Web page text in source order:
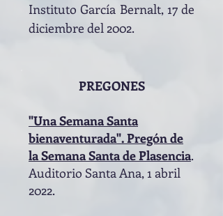
Instituto García Bernalt, 17 de
diciembre del 2002.
PREGONES
"Una Semana Santa
bienaventurada". Pregón de
la Semana Santa de Plasencia.
Auditorio Santa Ana, 1 abril
2022.